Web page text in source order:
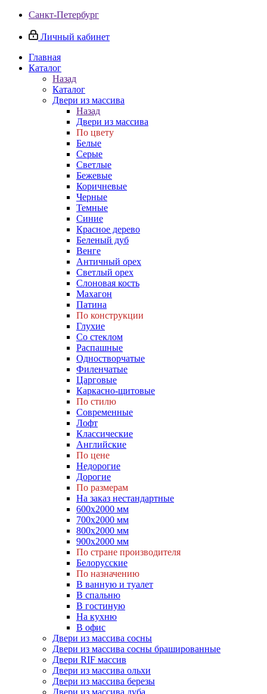
Санкт-Петербург
Личный кабинет
Главная
Каталог
Назад
Каталог
Двери из массива
Назад
Двери из массива
По цвету
Белые
Серые
Светлые
Бежевые
Коричневые
Черные
Темные
Синие
Красное дерево
Беленый дуб
Венге
Античный орех
Светлый орех
Слоновая кость
Махагон
Патина
По конструкции
Глухие
Со стеклом
Распашные
Одностворчатые
Филенчатые
Царговые
Каркасно-щитовые
По стилю
Современные
Лофт
Классические
Английские
По цене
Недорогие
Дорогие
По размерам
На заказ нестандартные
600х2000 мм
700х2000 мм
800х2000 мм
900х2000 мм
По стране производителя
Белорусские
По назначению
В ванную и туалет
В спальню
В гостиную
На кухню
В офис
Двери из массива сосны
Двери из массива сосны брашированные
Двери RIF массив
Двери из массива ольхи
Двери из массива березы
Двери из массива дуба